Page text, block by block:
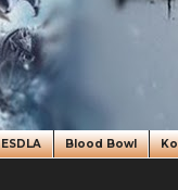
ESDLA Blood Bowl